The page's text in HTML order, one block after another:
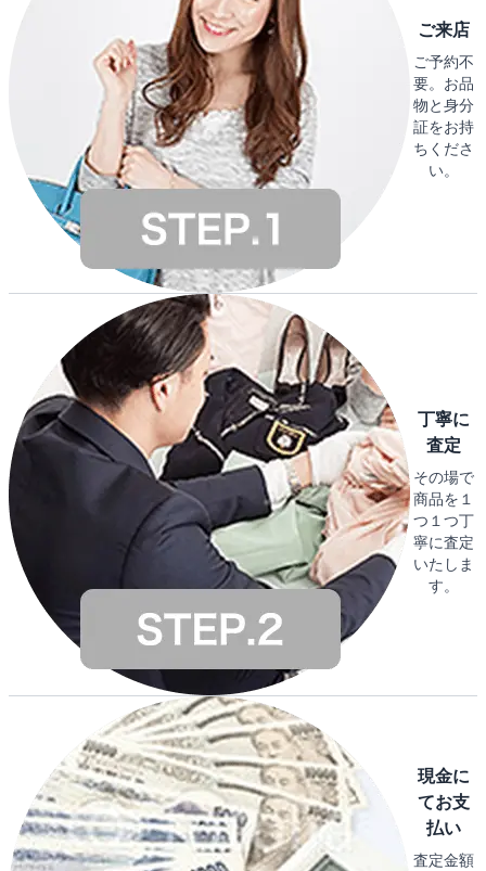
ご来店
ご予約不
要。お品
物と身分
証をお持
ちくださ
い。
丁寧に
査定
その場で
商品を１
つ１つ丁
寧に査定
いたしま
す。
現金に
てお支
払い
査定金額